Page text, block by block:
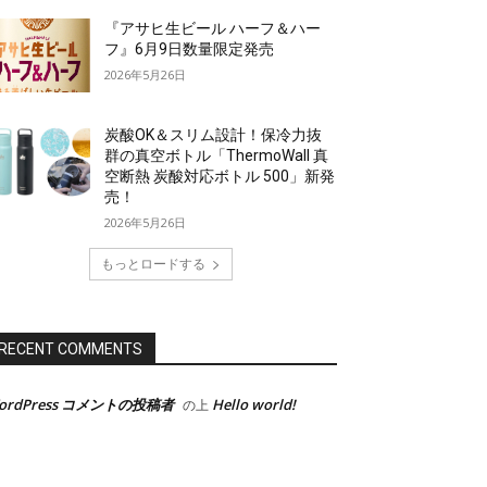
『アサヒ生ビール ハーフ＆ハー
フ』6月9日数量限定発売
2026年5月26日
炭酸OK＆スリム設計！保冷力抜
群の真空ボトル「ThermoWall 真
空断熱 炭酸対応ボトル 500」新発
売！
2026年5月26日
もっとロードする
COMMENTS
コメントの投稿者 の上 Hello world!